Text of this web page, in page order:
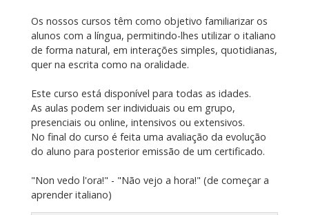
Os nossos cursos têm como objetivo familiarizar os
alunos com a língua, permitindo-lhes utilizar o italiano
de forma natural, em interações simples, quotidianas,
quer na escrita como na oralidade.
Este curso está disponível para todas as idades.
As aulas podem ser individuais ou em grupo,
presenciais ou online, intensivos ou extensivos.
No final do curso é feita uma avaliação da evolução
do aluno para posterior emissão de um certificado.
"Non vedo l'ora!" - "Não vejo a hora!" (de começar a
aprender italiano)